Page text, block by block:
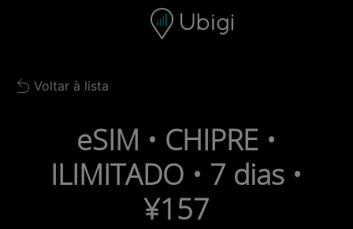
Barra de navegação
Back to list
Voltar à lista
eSIM • CHIPRE •
ILIMITADO • 7 dias •
¥157